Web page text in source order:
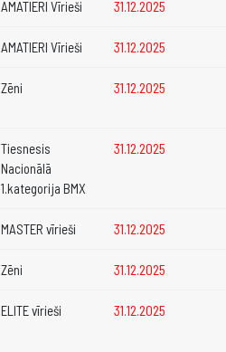
AMATIERI Vīrieši 31.12.2025
AMATIERI Vīrieši 31.12.2025
Zēni 31.12.2025
Tiesnesis
Nacionālā
1.kategorija BMX
31.12.2025
MASTER vīrieši 31.12.2025
Zēni 31.12.2025
ELITE vīrieši 31.12.2025